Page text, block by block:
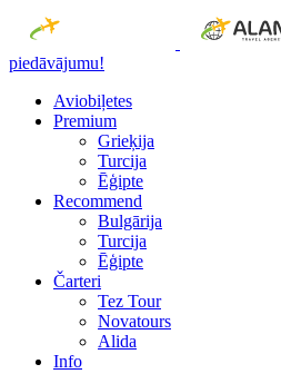
piedāvājumu!
Aviobiļetes
Premium
Grieķija
Turcija
Ēģipte
Recommend
Bulgārija
Turcija
Ēģipte
Čarteri
Tez Tour
Novatours
Alida
Info